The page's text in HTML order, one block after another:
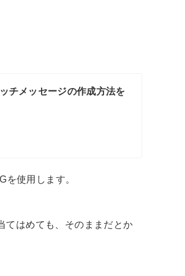
チメッセージの作成方法を
使用します。
てはめても、そのままだとか